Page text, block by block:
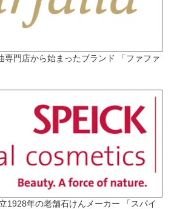
専門店から始まったブランド 「ファファ
1928年の老舗石けんメーカー 「スパイ